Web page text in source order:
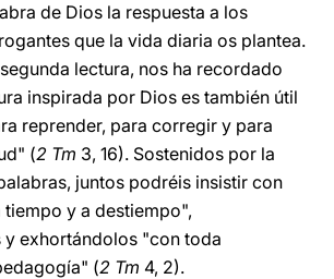
de Dios la respuesta a los
que la vida diaria os plantea.
lectura, nos ha recordado
inspirada por Dios es también útil
reprender, para corregir y para
(2 Tm 3, 16). Sostenidos por la
juntos podréis insistir con
y a destiempo",
exhortándolos "con toda
(2 Tm 4, 2).